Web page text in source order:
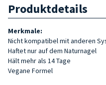
Produktdetails
Merkmale:
Nicht kompatibel mit anderen
Haftet nur auf dem Naturnagel
Hält mehr als 14 Tage
Vegane Formel